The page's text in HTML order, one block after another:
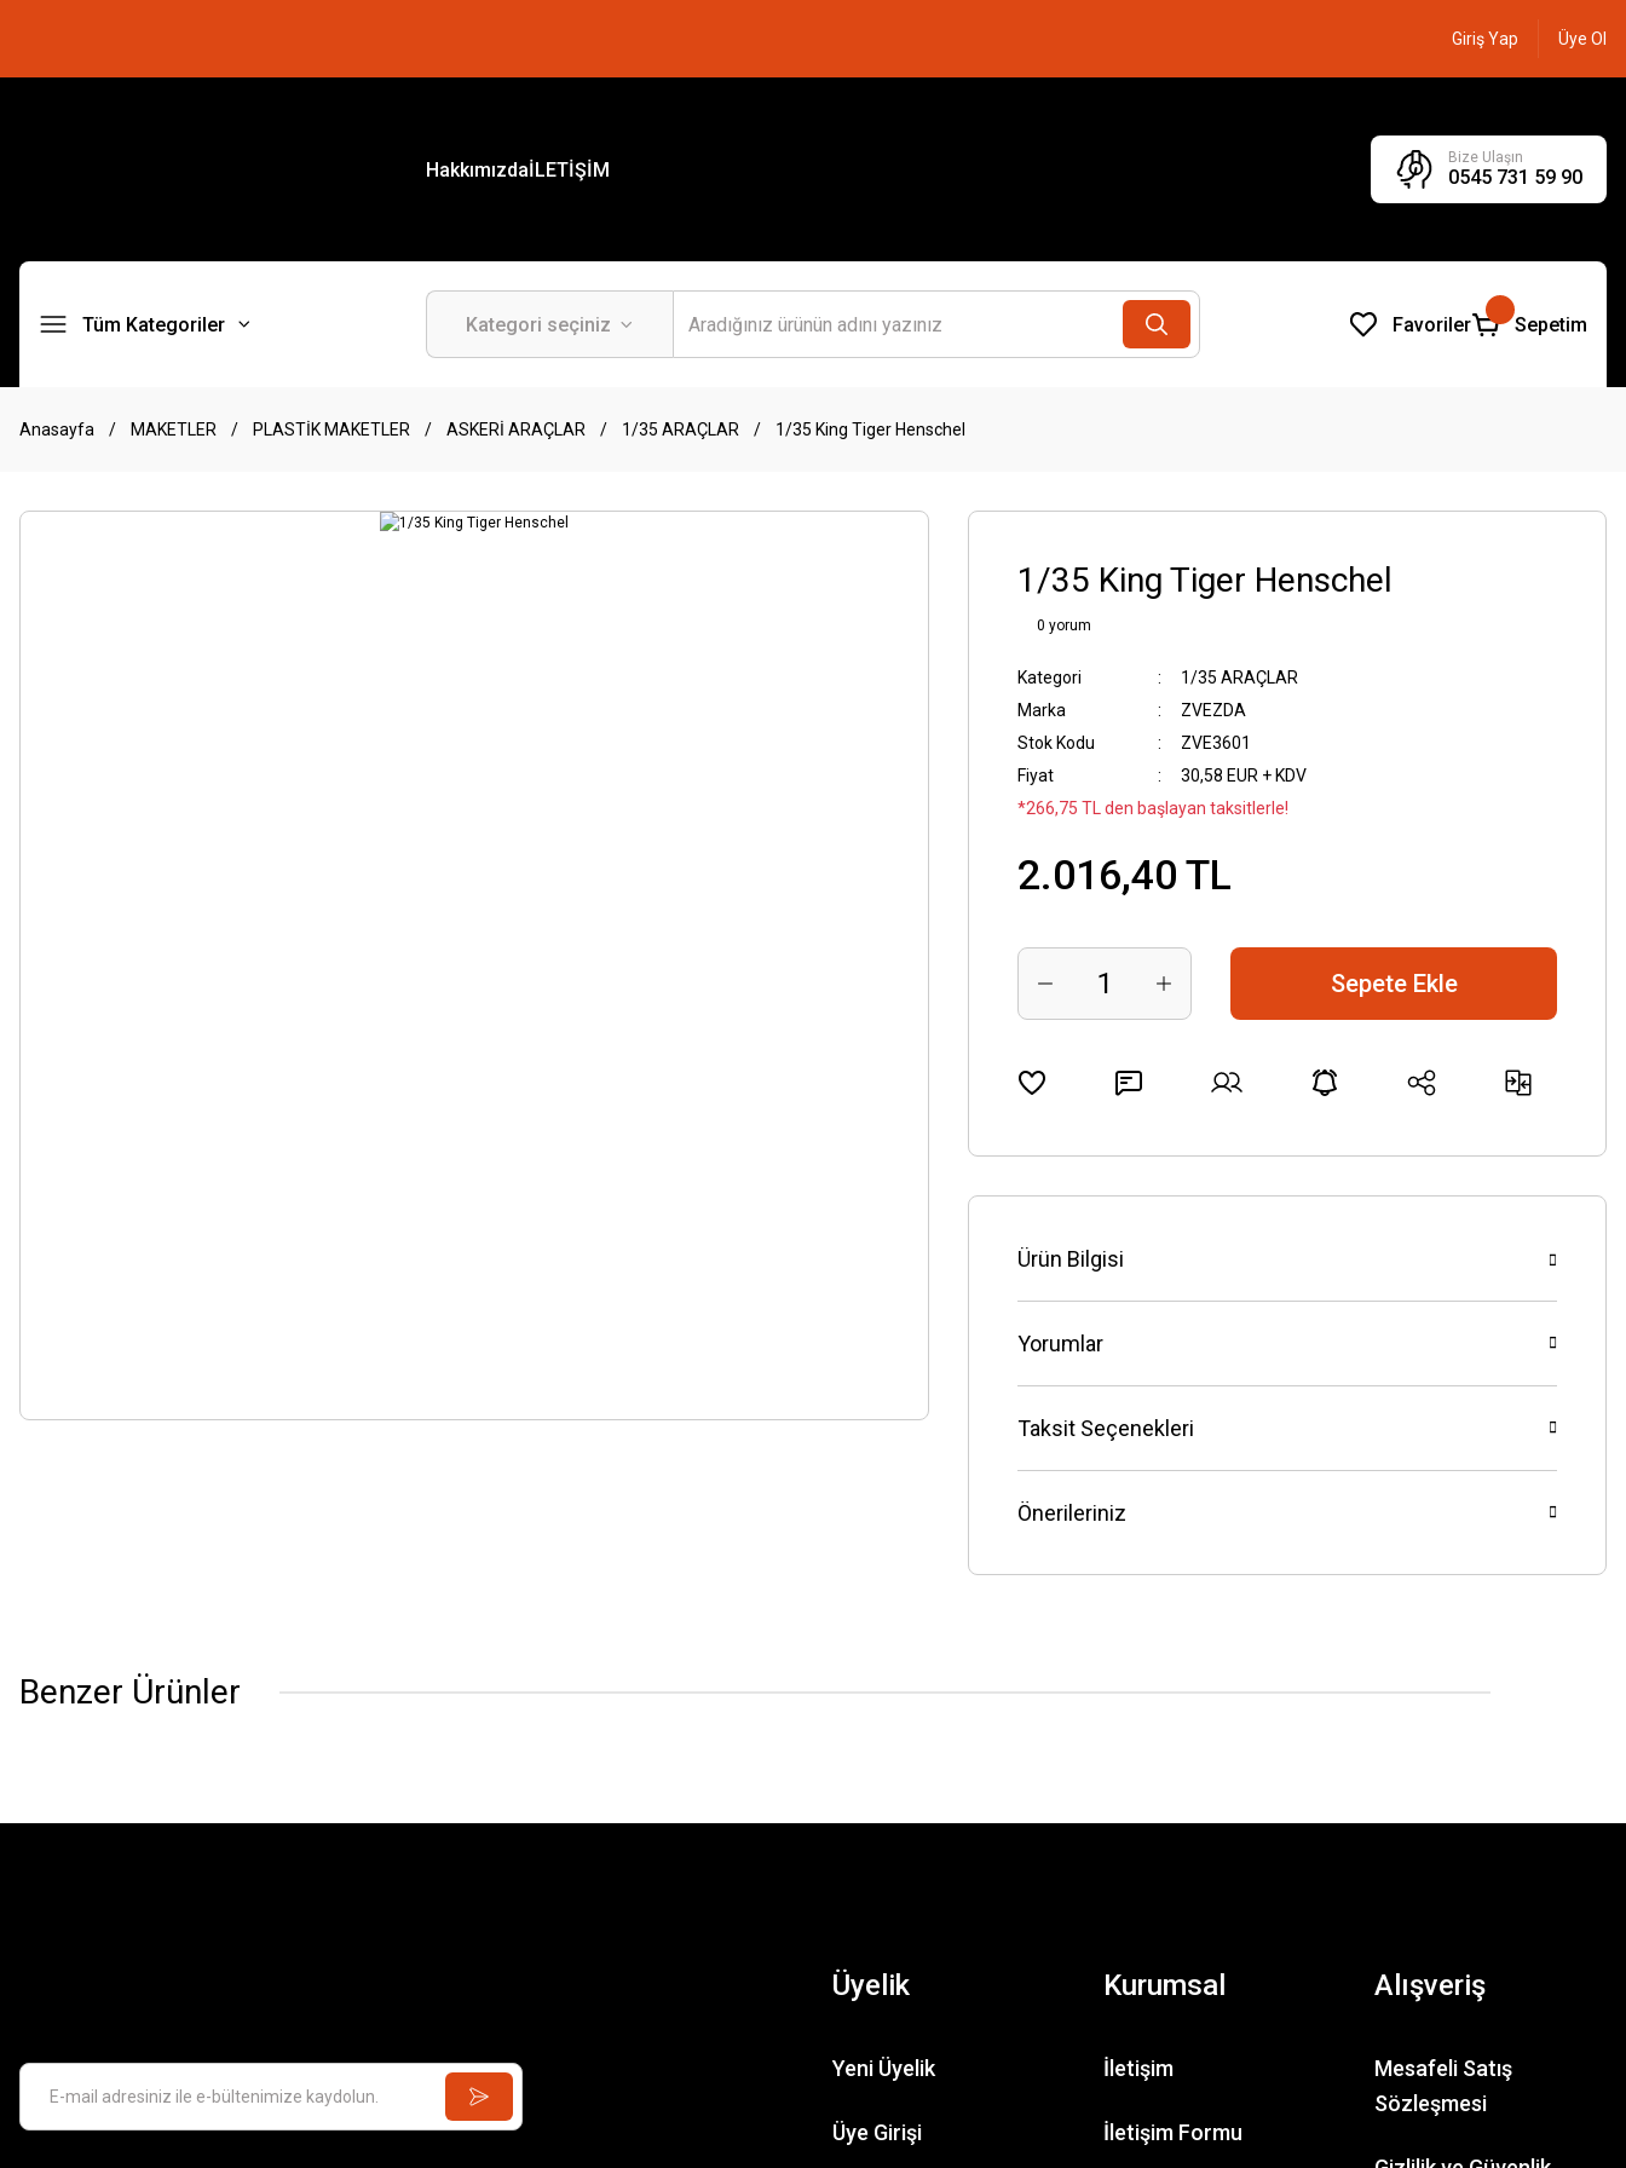
Giriş Yap Üye Ol
HakkımızdaİLETİŞİM
Bize Ulaşın
0545 731 59 90
Tüm Kategoriler Favoriler Sepetim
Anasayfa MAKETLER PLASTİK MAKETLER ASKERİ ARAÇLAR 1/35 ARAÇLAR 1/35 King Tiger Henschel
1/35 King Tiger Henschel
0 yorum
Kategori
1/35 ARAÇLAR
Marka
ZVEZDA
Stok Kodu
ZVE3601
Fiyat
30,58 EUR + KDV
*266,75 TL den başlayan taksitlerle!
2.016,40 TL
Sepete Ekle
Ürün Bilgisi
Yorumlar
Taksit Seçenekleri
Önerileriniz
Benzer Ürünler
Üyelik
Yeni Üyelik
Üye Girişi
Kurumsal
İletişim
İletişim Formu
Alışveriş
Mesafeli Satış
Sözleşmesi